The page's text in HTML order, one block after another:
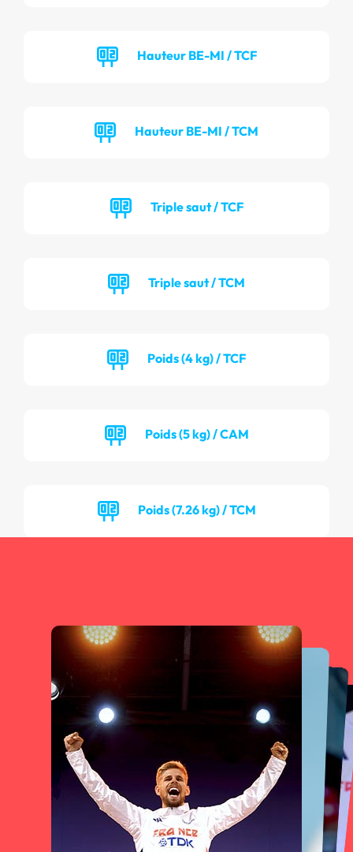
Hauteur BE-MI / TCF
Hauteur BE-MI / TCM
Triple saut / TCF
Triple saut / TCM
Poids (4 kg) / TCF
Poids (5 kg) / CAM
Poids (7.26 kg) / TCM